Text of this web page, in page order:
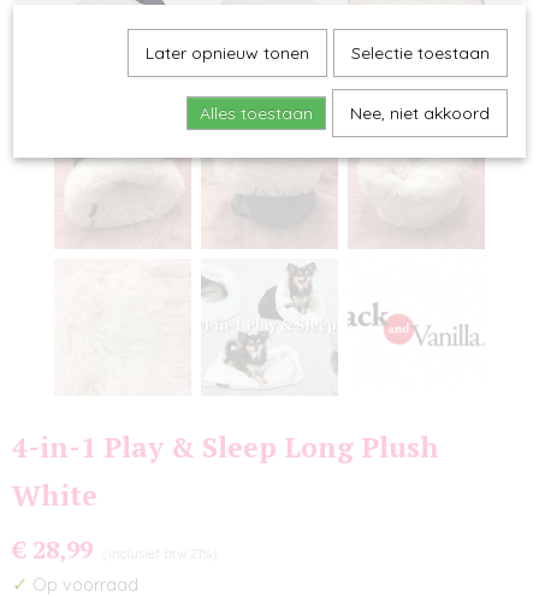
4-in-1 Play & Sleep Long Plush
White
€ 28,99 (inclusief btw 21%)
✓ Op voorraad
Later opnieuw tonen Selectie toestaan
Alles toestaan Nee, niet akkoord